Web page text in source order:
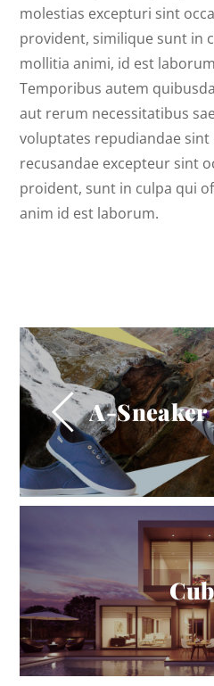
molestias excepturi sint
provident, similique sunt in
mollitia animi, id est
Temporibus autem
aut rerum necessitatibus
voluptates repudiandae
recusandae excepteur sint
proident, sunt in culpa qui
anim id est laborum.
A-Sneaker